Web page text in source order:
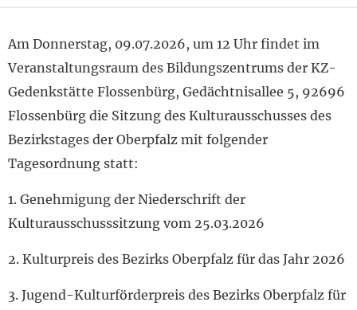
Am Donnerstag, 09.07.2026, um 12 Uhr findet im
Veranstaltungsraum des Bildungszentrums der KZ-
Gedenkstätte Flossenbürg, Gedächtnisallee 5, 92696
Flossenbürg die Sitzung des Kulturausschusses des
Bezirkstages der Oberpfalz mit folgender
Tagesordnung statt:
1. Genehmigung der Niederschrift der
Kulturausschusssitzung vom 25.03.2026
2. Kulturpreis des Bezirks Oberpfalz für das Jahr 2026
3. Jugend-Kulturförderpreis des Bezirks Oberpfalz für